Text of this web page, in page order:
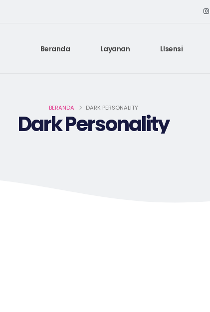
Beranda Layanan LIsensi
BERANDA DARK PERSONALITY
Dark Personality